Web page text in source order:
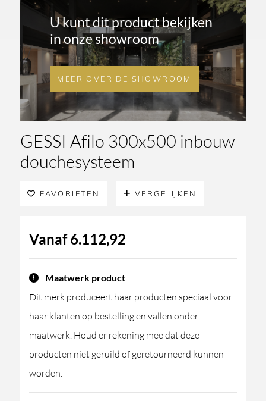
U kunt dit product bekijken
in onze showroom
MEER OVER DE SHOWROOM
GESSI Afilo 300x500 inbouw
douchesysteem
FAVORIETEN VERGELIJKEN
Vanaf6.112,92
Maatwerk product
Dit merk produceert haar producten speciaal voor
haar klanten op bestelling en vallen onder
maatwerk. Houd er rekening mee dat deze
producten niet geruild of geretourneerd kunnen
worden.